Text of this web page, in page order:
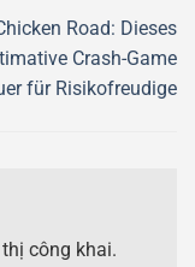
Road: Dieses
Crash-Game
für Risikofreudige
công khai.